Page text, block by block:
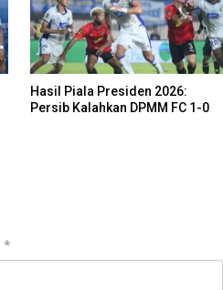
Hasil Piala Presiden 2026:
Persib Kalahkan DPMM FC 1-0
*